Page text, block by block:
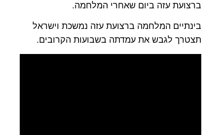
ברצועת עזה ביום שאחרי המלחמה.
בינתיים המלחמה ברצועת עזה נמשכת וישראל
תצטרך לגבש את עמדתה בשבועות הקרובים.